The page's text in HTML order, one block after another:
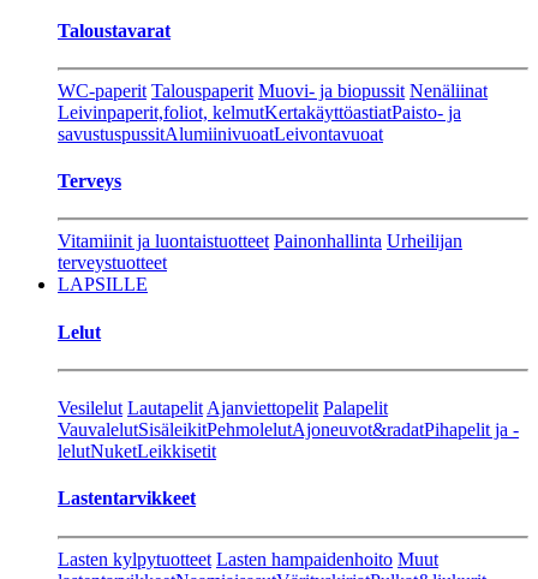
Taloustavarat
WC-paperit Talouspaperit Muovi- ja biopussit Nenäliinat
Leivinpaperit,foliot, kelmutKertakäyttöastiatPaisto- ja
savustuspussitAlumiinivuoatLeivontavuoat
Terveys
Vitamiinit ja luontaistuotteet Painonhallinta Urheilijan
terveystuotteet
LAPSILLE
Lelut
Vesilelut Lautapelit Ajanviettopelit Palapelit
VauvalelutSisäleikitPehmolelutAjoneuvot&radatPihapelit ja -
lelutNuketLeikkisetit
Lastentarvikkeet
Lasten kylpytuotteet Lasten hampaidenhoito Muut